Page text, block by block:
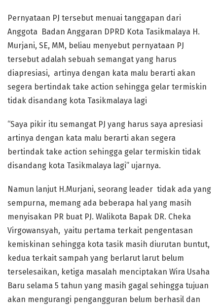
Pernyataan PJ tersebut menuai tanggapan dari
Anggota Badan Anggaran DPRD Kota Tasikmalaya H.
Murjani, SE, MM, beliau menyebut pernyataan PJ
tersebut adalah sebuah semangat yang harus
diapresiasi, artinya dengan kata malu berarti akan
segera bertindak take action sehingga gelar termiskin
tidak disandang kota Tasikmalaya lagi
“Saya pikir itu semangat PJ yang harus saya apresiasi
artinya dengan kata malu berarti akan segera
bertindak take action sehingga gelar termiskin tidak
disandang kota Tasikmalaya lagi” ujarnya.
Namun lanjut H.Murjani, seorang leader tidak ada yang
sempurna, memang ada beberapa hal yang masih
menyisakan PR buat PJ. Walikota Bapak DR. Cheka
Virgowansyah, yaitu pertama terkait pengentasan
kemiskinan sehingga kota tasik masih diurutan buntut,
kedua terkait sampah yang berlarut larut belum
terselesaikan, ketiga masalah menciptakan Wira Usaha
Baru selama 5 tahun yang masih gagal sehingga tujuan
akan mengurangi pengangguran belum berhasil dan